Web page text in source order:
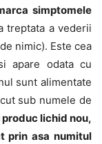
simptomele
treptata a vederii
nimic). Este cea
apare odata cu
sunt alimentate
sub numele de
lichid nou,
prin asa numitul